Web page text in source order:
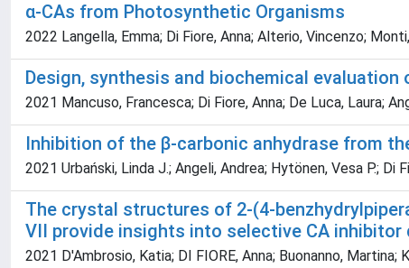
α-CAs from Photosynthetic Organisms
2022 Langella, Emma; Di Fiore, Anna; Alterio, Vincenzo;
Design, synthesis and biochemical
2021 Mancuso, Francesca; Di Fiore, Anna; De Luca, Laura;
Inhibition of the β-carbonic anhydrase from
2021 Urbański, Linda J.; Angeli, Andrea; Hytönen, Vesa P.; Di
The crystal structures of 2-(4-
VII provide insights into selective CA inhibitor
2021 D'Ambrosio, Katia; DI FIORE, Anna; Buonanno, Martina;